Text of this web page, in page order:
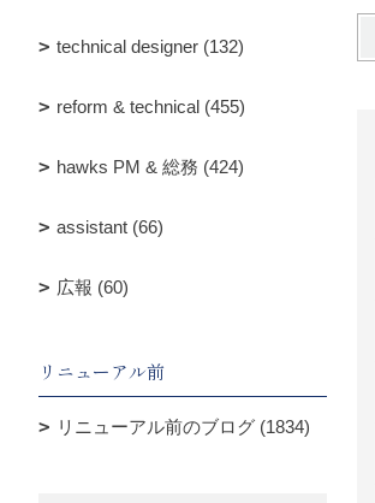
technical designer (132)
reform & technical (455)
hawks PM & 総務 (424)
assistant (66)
広報 (60)
リニューアル前
リニューアル前のブログ (1834)